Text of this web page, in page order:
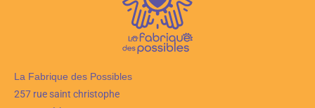
La Fabrique des Possibles
257 rue saint christophe